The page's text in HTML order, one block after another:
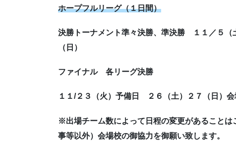
ホープフルリーグ（１日間）
決勝トーナメント準々決勝、準決勝
１１／５
（日）
ファイナル 各リーグ決勝
１１/２３（火）予備日 ２６（土）２７（日）会
※出場チーム数によって日程の変更があること
事等以外）会場校の御協力を御願い致します。